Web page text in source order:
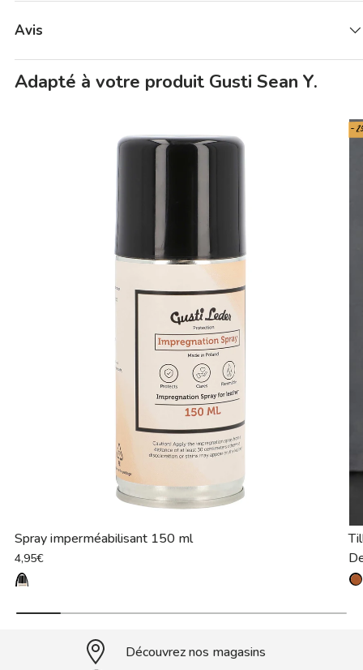
Avis
Adapté à votre produit Gusti Sean Y.
Spray imperméabilisant 150 ml
4,95€
-
Découvrez nos magasins